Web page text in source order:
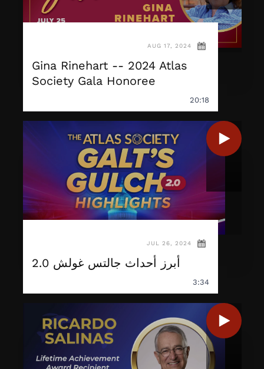
AUG 17, 2024
Gina Rinehart -- 2024 Atlas
Society Gala Honoree
20:18
JUL 26, 2024
أبرز أحداث جالتس غولش 2.0
3:34